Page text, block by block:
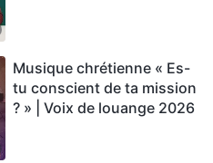
Musique chrétienne « Es-
tu conscient de ta mission
? » | Voix de louange 2026